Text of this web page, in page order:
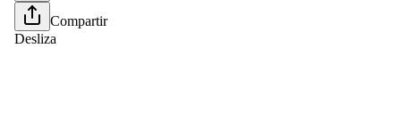
Compartir
Desliza